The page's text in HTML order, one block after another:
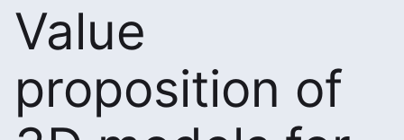
Value
proposition of